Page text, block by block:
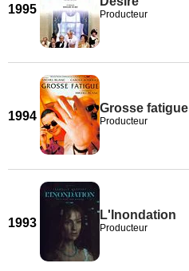
1995 Producteur
1994
Grosse fatigue
Producteur
1993
L'Inondation
Producteur